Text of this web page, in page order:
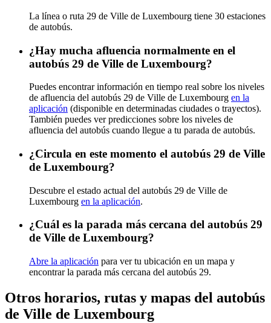
La línea o ruta 29 de Ville de Luxembourg tiene 30 estaciones
de autobús.
¿Hay mucha afluencia normalmente en el
autobús 29 de Ville de Luxembourg?
Puedes encontrar información en tiempo real sobre los niveles
de afluencia del autobús 29 de Ville de Luxembourg en la
aplicación (disponible en determinadas ciudades o trayectos).
También puedes ver predicciones sobre los niveles de
afluencia del autobús cuando llegue a tu parada de autobús.
¿Circula en este momento el autobús 29 de Ville
de Luxembourg?
Descubre el estado actual del autobús 29 de Ville de
Luxembourg en la aplicación.
¿Cuál es la parada más cercana del autobús 29
de Ville de Luxembourg?
Abre la aplicación para ver tu ubicación en un mapa y
encontrar la parada más cercana del autobús 29.
Otros horarios, rutas y mapas del autobús
de Ville de Luxembourg